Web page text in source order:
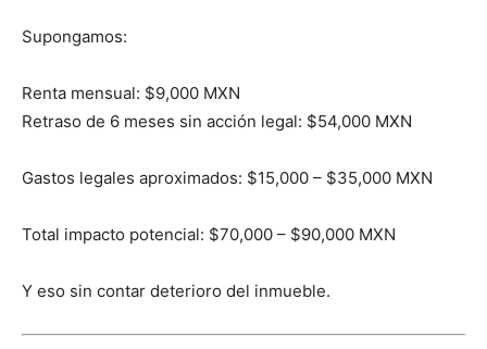
Supongamos:
Renta mensual: $9,000 MXN
Retraso de 6 meses sin acción legal: $54,000 MXN
Gastos legales aproximados: $15,000 – $35,000 MXN
Total impacto potencial: $70,000 – $90,000 MXN
Y eso sin contar deterioro del inmueble.